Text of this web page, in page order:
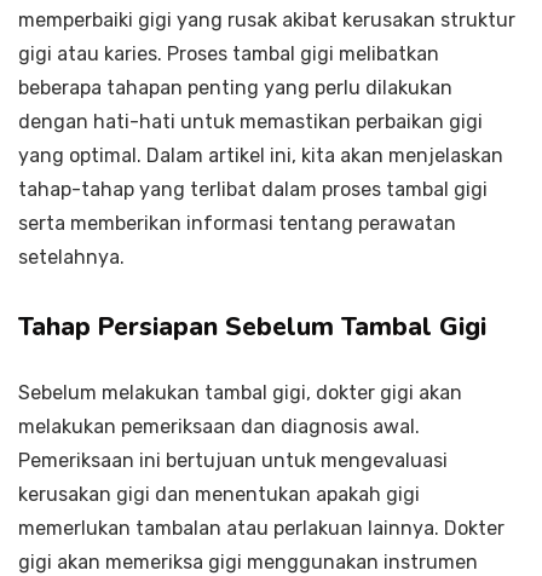
memperbaiki gigi yang rusak akibat kerusakan struktur
gigi atau karies. Proses tambal gigi melibatkan
beberapa tahapan penting yang perlu dilakukan
dengan hati-hati untuk memastikan perbaikan gigi
yang optimal. Dalam artikel ini, kita akan menjelaskan
tahap-tahap yang terlibat dalam proses tambal gigi
serta memberikan informasi tentang perawatan
setelahnya.
Tahap Persiapan Sebelum Tambal Gigi
Sebelum melakukan tambal gigi, dokter gigi akan
melakukan pemeriksaan dan diagnosis awal.
Pemeriksaan ini bertujuan untuk mengevaluasi
kerusakan gigi dan menentukan apakah gigi
memerlukan tambalan atau perlakuan lainnya. Dokter
gigi akan memeriksa gigi menggunakan instrumen